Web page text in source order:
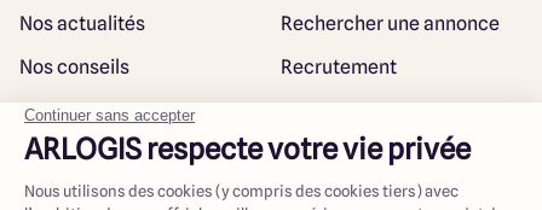
Nos actualités
Rechercher une annonce
Nos conseils
Recrutement
Rejoindre notre réseau